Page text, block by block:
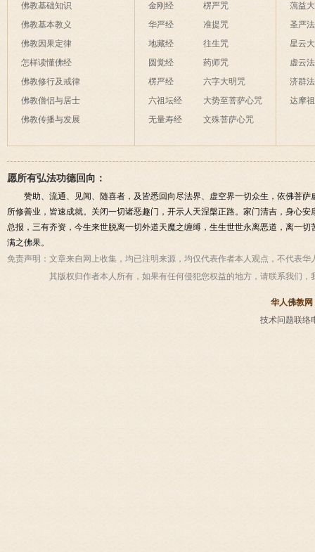
佛教基础知识
佛教基本教义
佛教因果定律
怎样读懂佛经
佛教修行及戒律
佛教僧侣与居士
佛教传播与发展
金刚经
华严经
地藏经
圆觉经
楞严经
六祖坛经
无量寿经
楞严咒
准提咒
往生咒
药师咒
六字大明咒
大势至菩萨心咒
文殊菩萨心咒
蕅益
圣严
星云
虚云
济群
达摩
愿所有弘法功德回向：
赞助、流通、见闻、随喜者，及皆悉回向尽法界、虚空界一切众生，依佛菩
所修善业，皆速成就。关闭一切诸恶趣门，开示人天涅槃正路。家门清吉，身心
总报，三有齐资，今生来世脱离一切外道天魔之缠缚，生生世世永离恶道，离一
满之佛果。
免责声明： 文章来自网上收集，均已注明来源，均仅代表作者本人观点，不代表
其版权归作者本人所有，如果有任何侵犯您权益的地方，请联系我们，
华人佛教网
技术问题联络